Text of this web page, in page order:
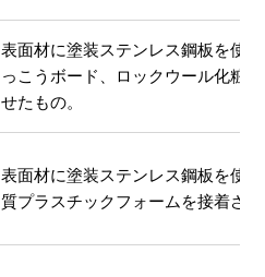
表面材に塗装ステンレス鋼板を使
っこうボード、ロックウール化粧
せたもの。
表面材に塗装ステンレス鋼板を使
質プラスチックフォームを接着さ